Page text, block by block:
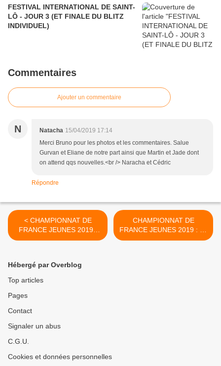
FESTIVAL INTERNATIONAL DE SAINT-
LÔ - JOUR 3 (ET FINALE DU BLITZ
INDIVIDUEL)
Commentaires
Ajouter un commentaire
N Natacha 15/04/2019 17:14
Merci Bruno pour les photos et les commentaires. Salue
Gurvan et Eliane de notre part ainsi que Martin et Jade dont
on attend qqs nouvelles.<br /> Naracha et Cédric
Répondre
< CHAMPIONNAT DE
FRANCE JEUNES 2019 :
AVANT MATCH
CHAMPIONNAT DE
FRANCE JEUNES 2019 : J2
>
Hébergé par Overblog
Top articles
Pages
Contact
Signaler un abus
C.G.U.
Cookies et données personnelles